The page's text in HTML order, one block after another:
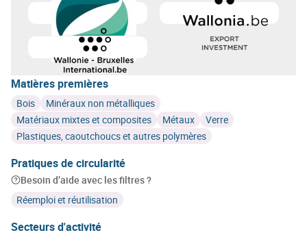
En savoir plus sur
GreenWin En savoir plus surAgence
Matières premières
Bois
Minéraux non métalliques
Matériaux mixtes et composites
Métaux
Verre
Plastiques, caoutchoucs et autres polymères
Pratiques de circularité
Besoin d’aide avec les filtres ?
Réemploi et réutilisation
Secteurs d'activité